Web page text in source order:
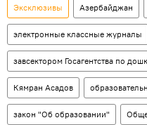
Эксклюзивы Азербайджан
электронные классные журналы
Кямран Асадов
закон "Об образовании"